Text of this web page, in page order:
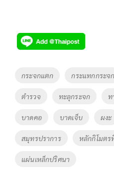
Tags
กระจกแตก กระแทกกระจก
ตำรวจ ทะลุกระจก ท
บาดคอ บาดเจ็บ ผงะ
สมุทรปราการ หลักกิโมตร
แผ่นเหล็กปริศนา